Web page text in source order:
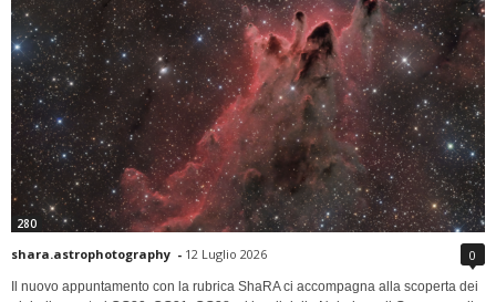
280
shara.astrophotography - 12 Luglio 2026 0
Il nuovo appuntamento con la rubrica ShaRA ci accompagna alla scoperta dei